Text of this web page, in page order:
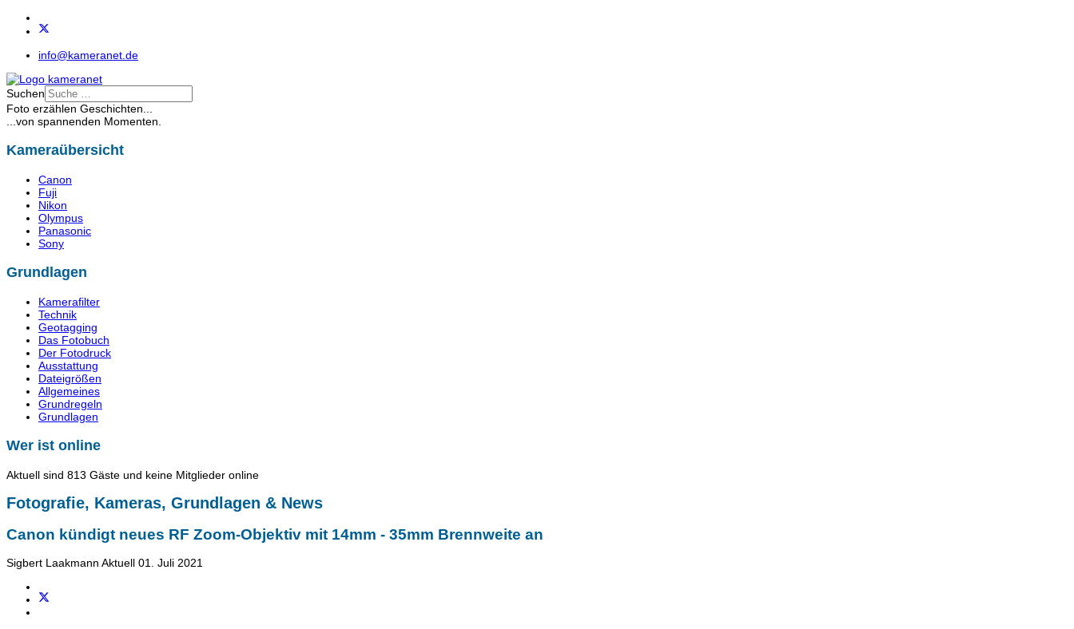
info@kameranet.de
Suchen
Foto erzählen Geschichten...
...von spannenden Momenten.
Kameraübersicht
Canon
Fuji
Nikon
Olympus
Panasonic
Sony
Grundlagen
Kamerafilter
Technik
Geotagging
Das Fotobuch
Der Fotodruck
Ausstattung
Dateigrößen
Allgemeines
Grundregeln
Grundlagen
Wer ist online
Aktuell sind 813 Gäste und keine Mitglieder online
Fotografie, Kameras, Grundlagen & News
Canon kündigt neues RF Zoom-Objektiv mit 14mm - 35mm Brennweite an
Sigbert Laakmann Aktuell 01. Juli 2021